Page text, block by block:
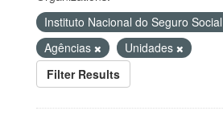
Instituto Nacional do Seguro
Agências
Unidades
Filter Results